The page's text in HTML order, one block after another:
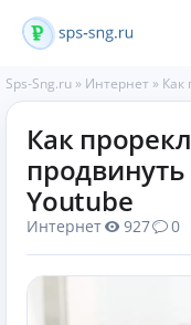
Sps-Sng.ru » Интернет » Как
Как
Youtube
Интернет 927 0